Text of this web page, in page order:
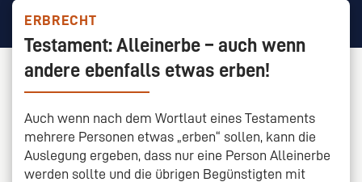
ERBRECHT
Testament: Alleinerbe – auch wenn
andere ebenfalls etwas erben!
Auch wenn nach dem Wortlaut eines Testaments
mehrere Personen etwas „erben“ sollen, kann die
Auslegung ergeben, dass nur eine Person Alleinerbe
werden sollte und die übrigen Begünstigten mit